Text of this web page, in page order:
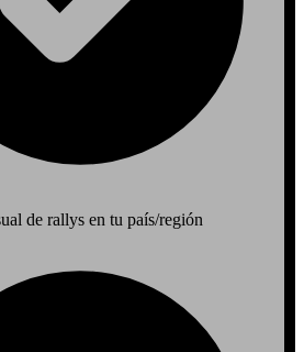
de rallys en tu país/región